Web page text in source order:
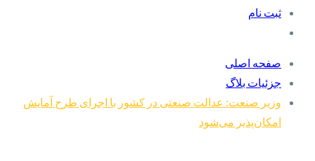
ثبت نام
صفحه اصلی
جزئیات بلاگ
وزیر صنعت: عدالت صنعتی در کشور با اجرای طرح آمایش
امکان‌پذیر می‌شود